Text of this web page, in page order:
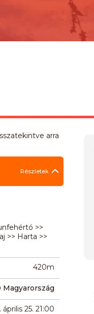
arra
Részletek
>>
>> Harta >>
420m
Magyarország
április 25. 21:00